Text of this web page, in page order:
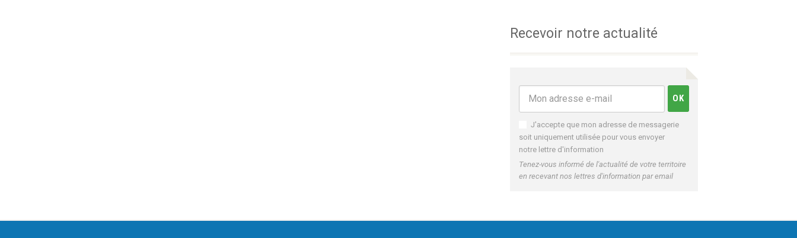
Recevoir notre actualité
J'accepte que mon adresse de messagerie
soit uniquement utilisée pour vous envoyer
notre lettre d'information
Tenez-vous informé de l'actualité de votre territoire
en recevant nos lettres d'information par email